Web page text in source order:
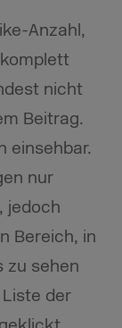
Anzahl,
nicht
Beitrag.
einsehbar.
nur
jedoch
Bereich, in
zu sehen
der